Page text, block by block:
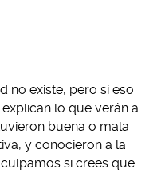
no existe, pero si eso
lo que verán a
buena o mala
y conocieron a la
si crees que